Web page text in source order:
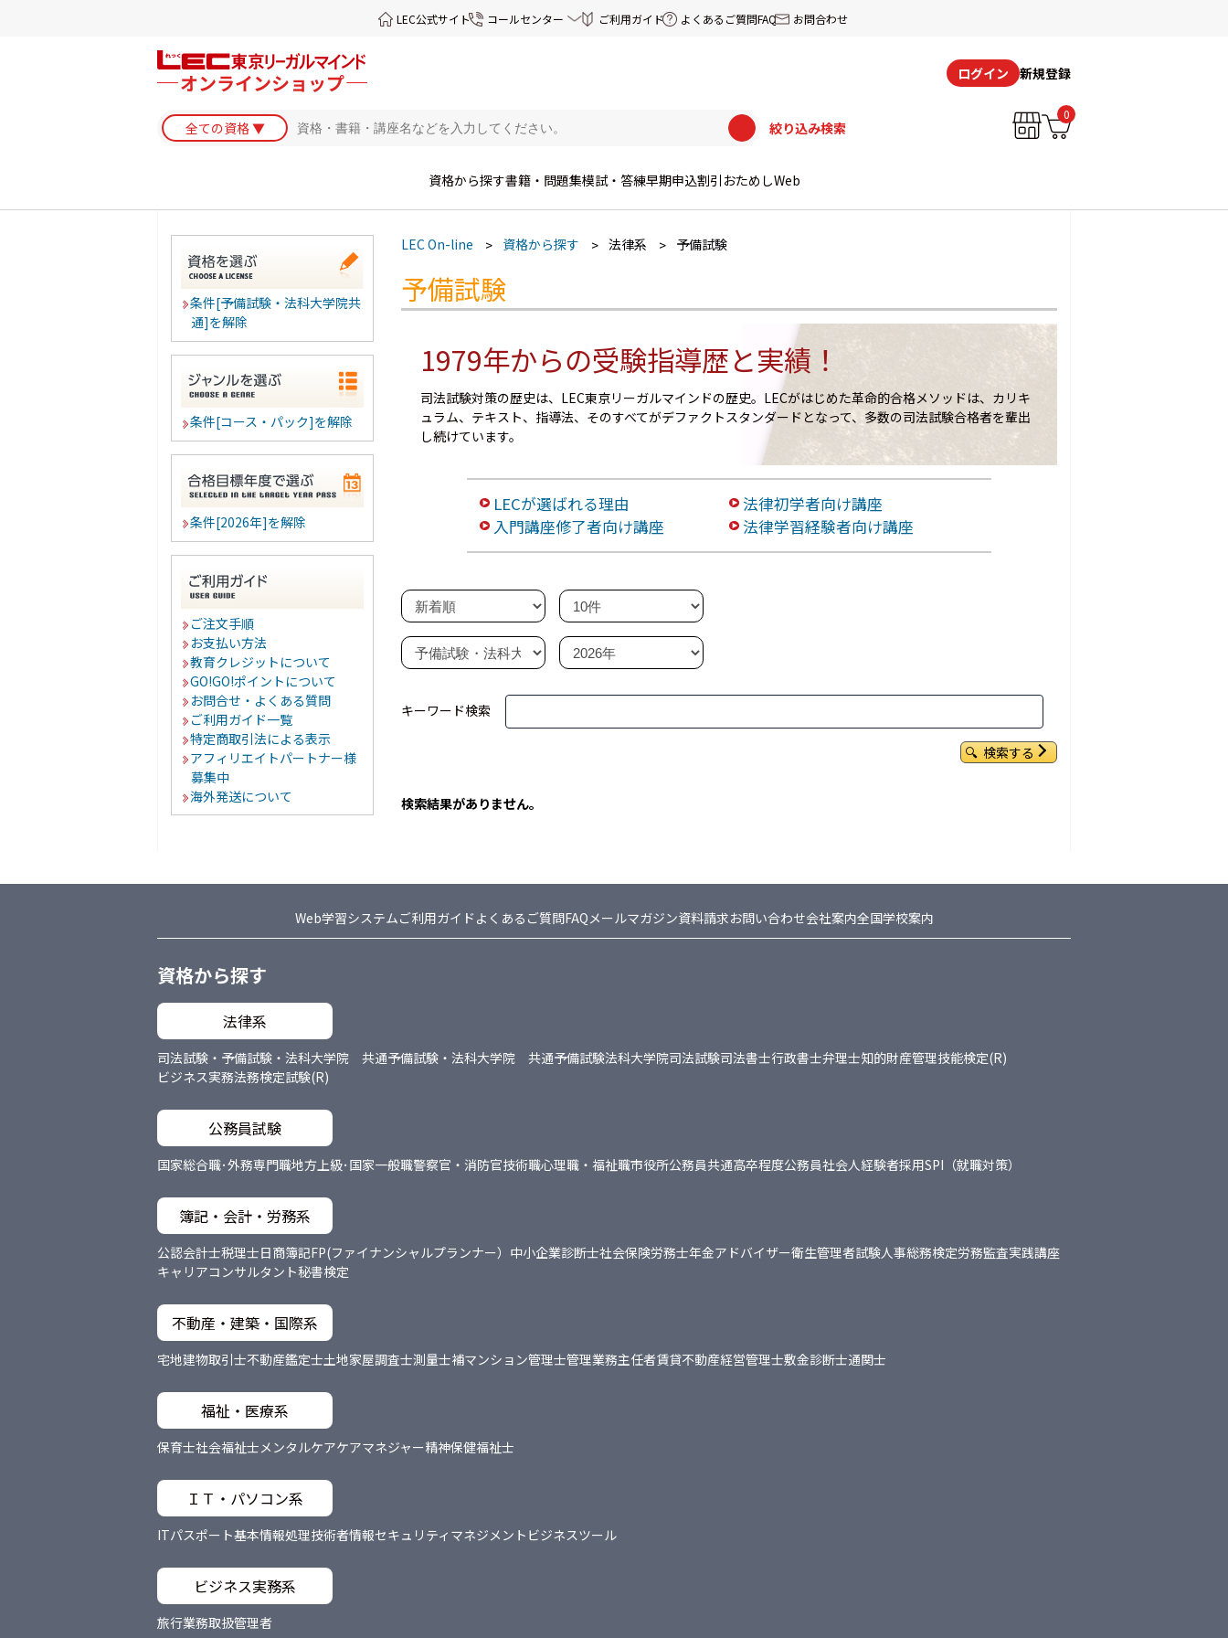
LEC公式サイト コールセンター ご利用ガイド よくあるご質問FAQ お問合わせ
ログイン 新規登録
絞り込み検索
0
資格から探す書籍・問題集模試・答練早期申込割引 おためしWeb
条件[予備試験・法科大学院共
通]を解除
条件[コース・パック]を解除
条件[2026年]を解除
ご注文手順
お支払い方法
教育クレジットについて
GO!GO!ポイントについて
お問合せ・よくある質問
ご利用ガイド一覧
特定商取引法による表示
アフィリエイトパートナー様
募集中
海外発送について
LEC On-line 資格から探す 法律系 予備試験
予備試験
1979年からの受験指導歴と実績！
司法試験対策の歴史は、LEC東京リーガルマインドの歴史。LECがはじめた革命的合格メソッドは、カリキ
ュラム、テキスト、指導法、そのすべてがデファクトスタンダードとなって、多数の司法試験合格者を輩出
し続けています。
LECが選ばれる理由
入門講座修了者向け講座
法律初学者向け講座
法律学習経験者向け講座
キーワード検索
検索する
検索結果がありません。
Web学習システムご利用ガイド よくあるご質問FAQメールマガジン資料請求お問い合わせ会社案内全国学校案内
資格から探す
法律系
司法試験・予備試験・法科大学院 共通予備試験・法科大学院 共通予備試験法科大学院司法試験司法書士行政書士弁理士知的財産管理技能検定(R)
ビジネス実務法務検定試験(R)
公務員試験
国家総合職･外務専門職地方上級･国家一般職警察官・消防官技術職心理職・福祉職市役所公務員共通高卒程度公務員社会人経験者採用SPI（就職対策）
簿記・会計・労務系
公認会計士税理士日商簿記FP(ファイナンシャルプランナー） 中小企業診断士社会保険労務士年金アドバイザー衛生管理者試験人事総務検定労務監査実践講座
キャリアコンサルタント秘書検定
不動産・建築・国際系
宅地建物取引士不動産鑑定士土地家屋調査士測量士補マンション管理士管理業務主任者賃貸不動産経営管理士敷金診断士通関士
福祉・医療系
保育士社会福祉士メンタルケアケアマネジャー精神保健福祉士
ＩＴ・パソコン系
ITパスポート基本情報処理技術者情報セキュリティマネジメント ビジネスツール
ビジネス実務系
旅行業務取扱管理者